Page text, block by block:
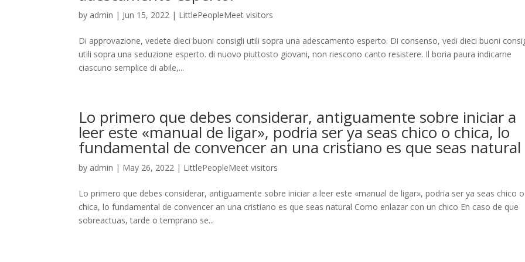
by admin | Jun 15, 2022 | LittlePeopleMeet visitors
Di approvazione, vedete dieci buoni consigli utili sopra una adescamento esperto. Di consenso, vedi dieci buoni
utili sopra una seduzione esperto. di nuovo piuttosto giovani, non riescono canto resistere. Il boria paura indicarne
ciascuno semplice di abile,...
Lo primero que debes considerar, antiguamente sobre iniciar a
leer este «manual de ligar», podri­a ser ya seas chico o chica, lo
fundamental de convencer an una cristiano es que seas natural
by admin | May 26, 2022 | LittlePeopleMeet visitors
Lo primero que debes considerar, antiguamente sobre iniciar a leer este «manual de ligar», podri­a ser ya seas chico o
chica, lo fundamental de convencer an una cristiano es que seas natural Como enlazar con un chico En caso de que
sobreactuas, tarde o temprano se...